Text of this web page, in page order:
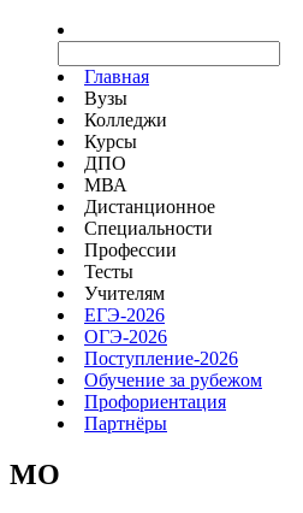
Главная
Вузы
Колледжи
Курсы
ДПО
МВА
Дистанционное
Специальности
Профессии
Тесты
Учителям
ЕГЭ-2026
ОГЭ-2026
Поступление-2026
Обучение за рубежом
Профориентация
Партнёры
MO